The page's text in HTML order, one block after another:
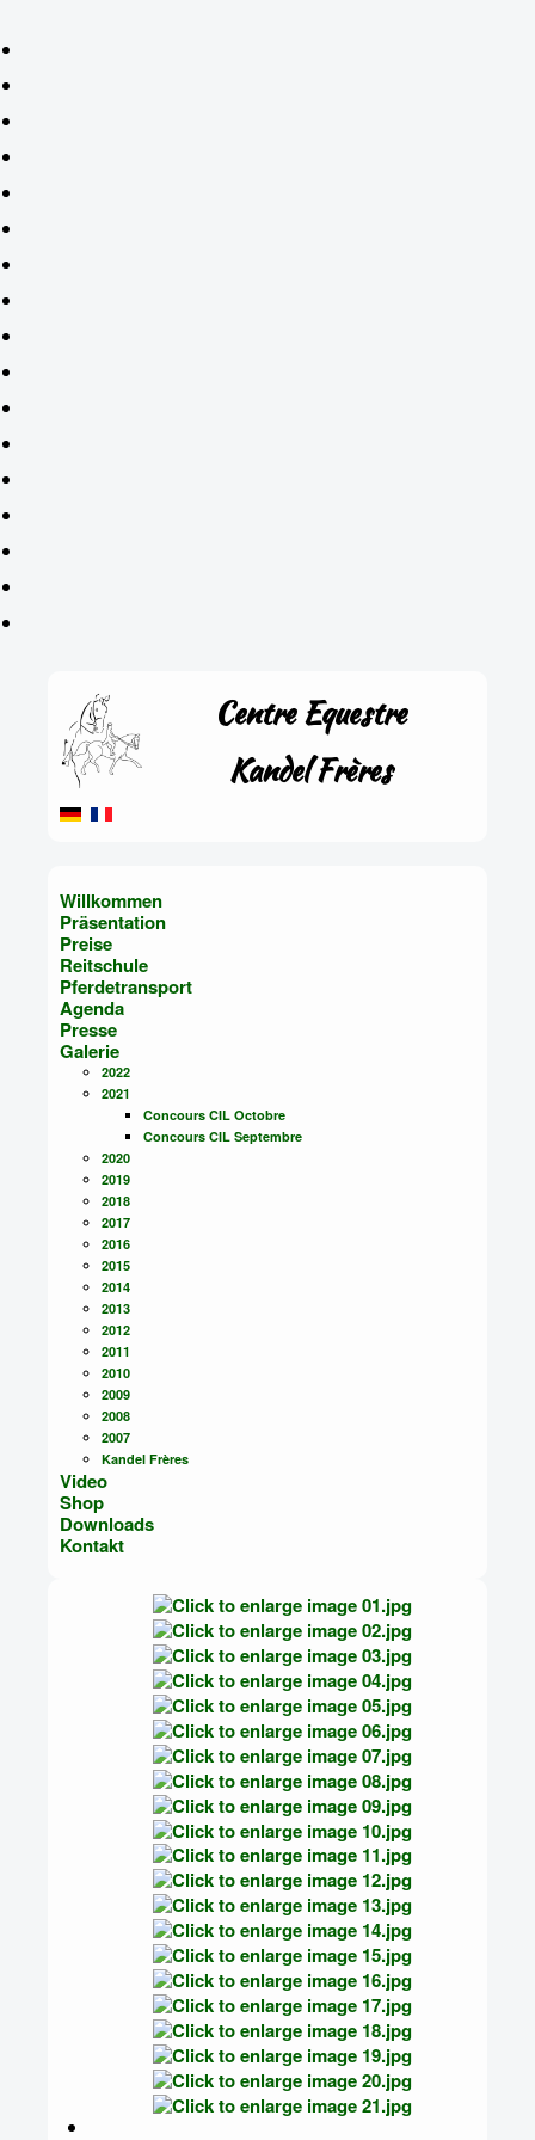
Centre Equestre
Kandel Frères
Willkommen
Präsentation
Preise
Reitschule
Pferdetransport
Agenda
Presse
Galerie
2022
2021
Concours CIL Octobre
Concours CIL Septembre
2020
2019
2018
2017
2016
2015
2014
2013
2012
2011
2010
2009
2008
2007
Kandel Frères
Video
Shop
Downloads
Kontakt